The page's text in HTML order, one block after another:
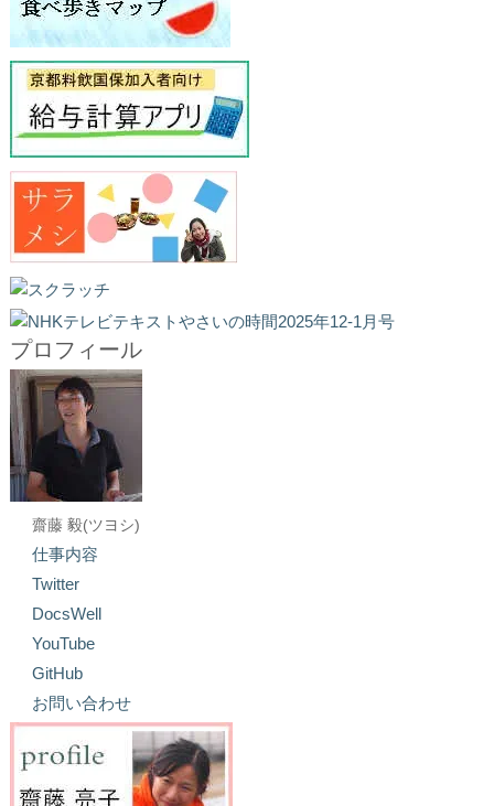
プロフィール
齋藤 毅(ツヨシ)
仕事内容
Twitter
DocsWell
YouTube
GitHub
お問い合わせ